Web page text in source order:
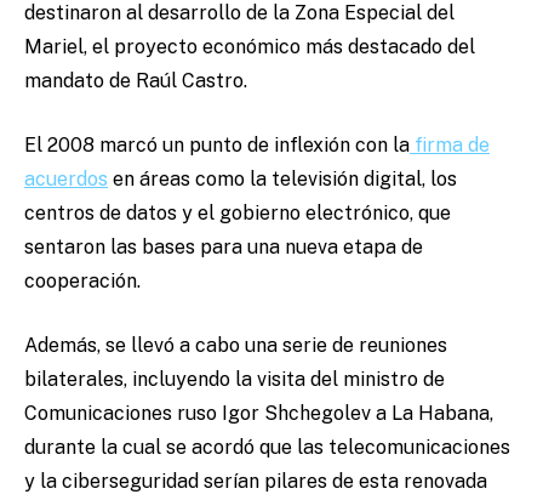
destinaron al desarrollo de la Zona Especial del
Mariel, el proyecto económico más destacado del
mandato de Raúl Castro.
El 2008 marcó un punto de inflexión con la firma de
acuerdos en áreas como la televisión digital, los
centros de datos y el gobierno electrónico, que
sentaron las bases para una nueva etapa de
cooperación.
Además, se llevó a cabo una serie de reuniones
bilaterales, incluyendo la visita del ministro de
Comunicaciones ruso Igor Shchegolev a La Habana,
durante la cual se acordó que las telecomunicaciones
y la ciberseguridad serían pilares de esta renovada